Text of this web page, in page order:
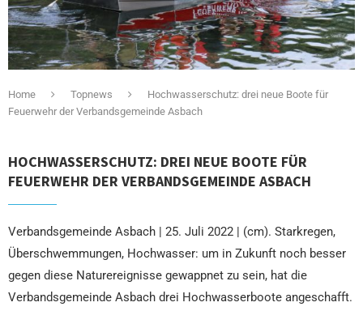
Home Topnews
Hochwasserschutz: drei neue Boote für
Feuerwehr der Verbandsgemeinde Asbach
HOCHWASSERSCHUTZ: DREI NEUE BOOTE FÜR
FEUERWEHR DER VERBANDSGEMEINDE ASBACH
Verbandsgemeinde Asbach | 25. Juli 2022 | (cm). Starkregen,
Überschwemmungen, Hochwasser: um in Zukunft noch besser
gegen diese Naturereignisse gewappnet zu sein, hat die
Verbandsgemeinde Asbach drei Hochwasserboote angeschafft.